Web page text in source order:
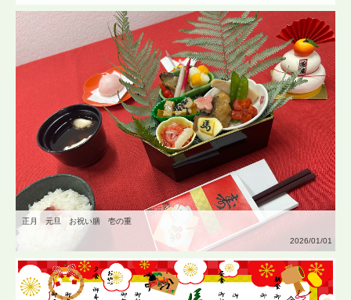
正月 元旦 お祝い膳 壱の重
2026/01/01